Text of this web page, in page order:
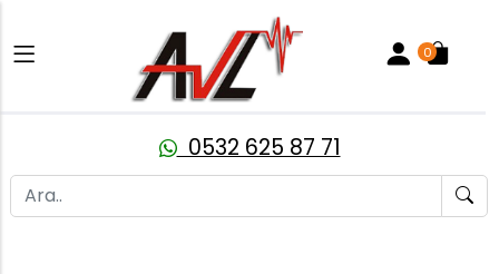
0
0532 625 87 71